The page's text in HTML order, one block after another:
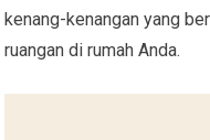
kenang-kenangan yang
ruangan di rumah Anda.